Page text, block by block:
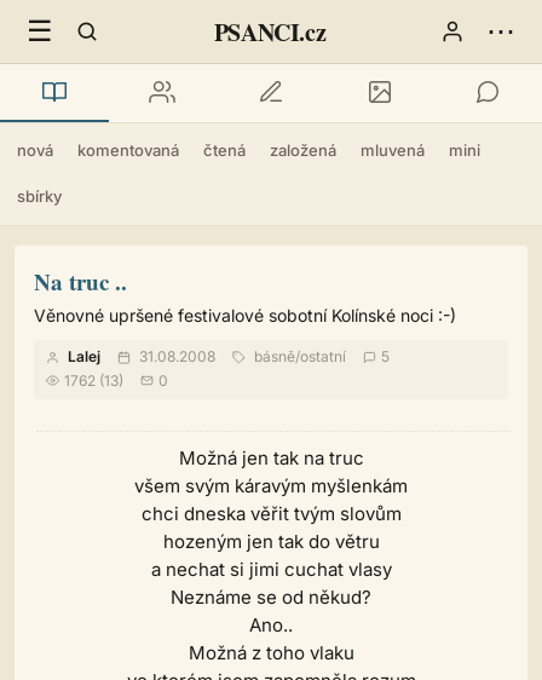
☰ PSANCI.cz ⋯
nová komentovaná čtená založená mluvená mini
sbírky
Na truc ..
Věnovné upršené festivalové sobotní Kolínské noci :-)
Lalej 31.08.2008 básně/ostatní
5
1762 (13)
0
Možná jen tak na truc
všem svým káravým myšlenkám
chci dneska věřit tvým slovům
hozeným jen tak do větru
a nechat si jimi cuchat vlasy
Neznáme se od někud?
Ano..
Možná z toho vlaku